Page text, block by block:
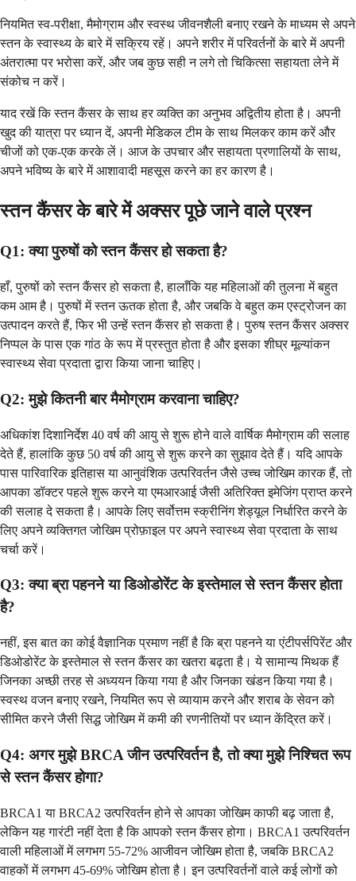
नियमित स्व-परीक्षा, मैमोग्राम और स्वस्थ जीवनशैली बनाए रखने के माध्यम से अपने
स्तन के स्वास्थ्य के बारे में सक्रिय रहें। अपने शरीर में परिवर्तनों के बारे में अपनी
अंतरात्मा पर भरोसा करें, और जब कुछ सही न लगे तो चिकित्सा सहायता लेने में
संकोच न करें।
याद रखें कि स्तन कैंसर के साथ हर व्यक्ति का अनुभव अद्वितीय होता है। अपनी
खुद की यात्रा पर ध्यान दें, अपनी मेडिकल टीम के साथ मिलकर काम करें और
चीजों को एक-एक करके लें। आज के उपचार और सहायता प्रणालियों के साथ,
अपने भविष्य के बारे में आशावादी महसूस करने का हर कारण है।
स्तन कैंसर के बारे में अक्सर पूछे जाने वाले प्रश्न
Q1: क्या पुरुषों को स्तन कैंसर हो सकता है?
हाँ, पुरुषों को स्तन कैंसर हो सकता है, हालाँकि यह महिलाओं की तुलना में बहुत
कम आम है। पुरुषों में स्तन ऊतक होता है, और जबकि वे बहुत कम एस्ट्रोजन का
उत्पादन करते हैं, फिर भी उन्हें स्तन कैंसर हो सकता है। पुरुष स्तन कैंसर अक्सर
निप्पल के पास एक गांठ के रूप में प्रस्तुत होता है और इसका शीघ्र मूल्यांकन
स्वास्थ्य सेवा प्रदाता द्वारा किया जाना चाहिए।
Q2: मुझे कितनी बार मैमोग्राम करवाना चाहिए?
अधिकांश दिशानिर्देश 40 वर्ष की आयु से शुरू होने वाले वार्षिक मैमोग्राम की सलाह
देते हैं, हालांकि कुछ 50 वर्ष की आयु से शुरू करने का सुझाव देते हैं। यदि आपके
पास पारिवारिक इतिहास या आनुवंशिक उत्परिवर्तन जैसे उच्च जोखिम कारक हैं, तो
आपका डॉक्टर पहले शुरू करने या एमआरआई जैसी अतिरिक्त इमेजिंग प्राप्त करने
की सलाह दे सकता है। आपके लिए सर्वोत्तम स्क्रीनिंग शेड्यूल निर्धारित करने के
लिए अपने व्यक्तिगत जोखिम प्रोफ़ाइल पर अपने स्वास्थ्य सेवा प्रदाता के साथ
चर्चा करें।
Q3: क्या ब्रा पहनने या डिओडोरेंट के इस्तेमाल से स्तन कैंसर होता
है?
नहीं, इस बात का कोई वैज्ञानिक प्रमाण नहीं है कि ब्रा पहनने या एंटीपर्सपिरेंट और
डिओडोरेंट के इस्तेमाल से स्तन कैंसर का खतरा बढ़ता है। ये सामान्य मिथक हैं
जिनका अच्छी तरह से अध्ययन किया गया है और जिनका खंडन किया गया है।
स्वस्थ वजन बनाए रखने, नियमित रूप से व्यायाम करने और शराब के सेवन को
सीमित करने जैसी सिद्ध जोखिम में कमी की रणनीतियों पर ध्यान केंद्रित करें।
Q4: अगर मुझे BRCA जीन उत्परिवर्तन है, तो क्या मुझे निश्चित रूप
से स्तन कैंसर होगा?
BRCA1 या BRCA2 उत्परिवर्तन होने से आपका जोखिम काफी बढ़ जाता है,
लेकिन यह गारंटी नहीं देता है कि आपको स्तन कैंसर होगा। BRCA1 उत्परिवर्तन
वाली महिलाओं में लगभग 55-72% आजीवन जोखिम होता है, जबकि BRCA2
वाहकों में लगभग 45-69% जोखिम होता है। इन उत्परिवर्तनों वाले कई लोगों को